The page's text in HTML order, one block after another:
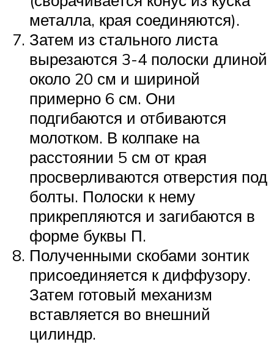
металла, края соединяются).
Затем из стального листа
вырезаются 3-4 полоски длиной
около 20 см и шириной
примерно 6 см. Они
подгибаются и отбиваются
молотком. В колпаке на
расстоянии 5 см от края
просверливаются отверстия под
болты. Полоски к нему
прикрепляются и загибаются в
форме буквы П.
Полученными скобами зонтик
присоединяется к диффузору.
Затем готовый механизм
вставляется во внешний
цилиндр.